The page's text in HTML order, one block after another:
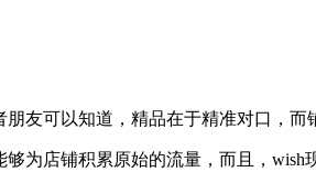
友可以知道，精品在于精准对口，而
为店铺积累原始的流量，而且，wish